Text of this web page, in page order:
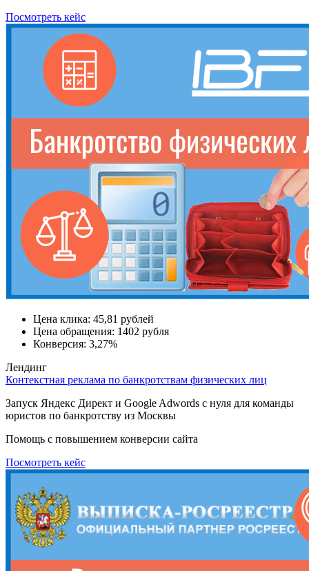
Посмотреть кейс
Цена клика: 45,81 рублей
Цена обращения: 1402 рубля
Конверсия: 3,27%
Лендинг
Контекстная реклама по банкротствам физических лиц
Запуск Яндекс Директ и Google Adwords с нуля для команды
юристов по банкротству из Москвы
Помощь с повышением конверсии сайта
Посмотреть кейс